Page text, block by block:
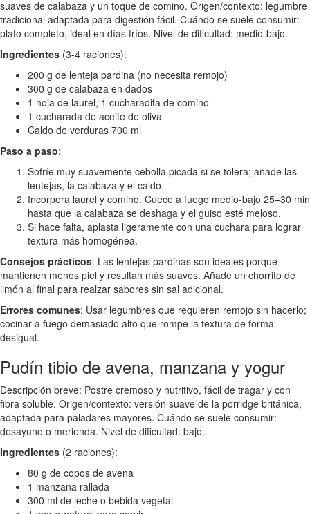
suaves de calabaza y un toque de comino. Origen/contexto: legumbre
tradicional adaptada para digestión fácil. Cuándo se suele consumir:
plato completo, ideal en días fríos. Nivel de dificultad: medio-bajo.
Ingredientes (3-4 raciones):
200 g de lenteja pardina (no necesita remojo)
300 g de calabaza en dados
1 hoja de laurel, 1 cucharadita de comino
1 cucharada de aceite de oliva
Caldo de verduras 700 ml
Paso a paso:
Sofríe muy suavemente cebolla picada si se tolera; añade las
lentejas, la calabaza y el caldo.
Incorpora laurel y comino. Cuece a fuego medio-bajo 25–30 min
hasta que la calabaza se deshaga y el guiso esté meloso.
Si hace falta, aplasta ligeramente con una cuchara para lograr
textura más homogénea.
Consejos prácticos: Las lentejas pardinas son ideales porque
mantienen menos piel y resultan más suaves. Añade un chorrito de
limón al final para realzar sabores sin sal adicional.
Errores comunes: Usar legumbres que requieren remojo sin hacerlo;
cocinar a fuego demasiado alto que rompe la textura de forma
desigual.
Pudín tibio de avena, manzana y yogur
Descripción breve: Postre cremoso y nutritivo, fácil de tragar y con
fibra soluble. Origen/contexto: versión suave de la porridge británica,
adaptada para paladares mayores. Cuándo se suele consumir:
desayuno o merienda. Nivel de dificultad: bajo.
Ingredientes (2 raciones):
80 g de copos de avena
1 manzana rallada
300 ml de leche o bebida vegetal